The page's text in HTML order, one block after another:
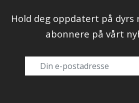
Hold deg oppdatert på
abonnere på vårt